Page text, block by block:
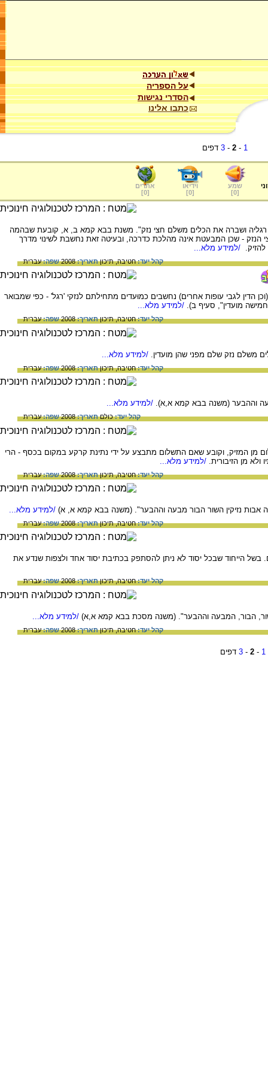
על הספריה
הסדרי נגישות
כתבו אלינו
1
-
2
-
3 דפים
שמע
[
0
]
וידיאו
[
0
]
אתרים
[
0
]
רגליה ושברה את הכלים משלם חצי נזק". משנת בבא קמא ב, א, קובעת שבהמה
הנזק - שכן המבעטת אינה מהלכת כדרכה, ובעיטה זאת נחשבת לשינוי מדרך
/למידע מלא...
קהל יעד:חטיבה,תיכוןתאריך:2008 שפה:עברית
לגבי עופות אחרים) נחשבים כמוּעדים מתחילתם לנזקי 'רגל' - כפי שמבואר
חמישה מועדין", סעיף ב). /למידע מלא...
קהל יעד:חטיבה,תיכוןתאריך:2008 שפה:עברית
משלם נזק שלם מפני שהן מועדין. /למידע מלא...
קהל יעד:חטיבה,תיכוןתאריך:2008 שפה:עברית
וההבער (משנה בבא קמא א,א). /למידע מלא...
קהל יעד:כולםתאריך:2008 שפה:עברית
מן המזיק, וקובע שאם התשלום מתבצע על ידי נתינת קרקע במקום בכסף - הרי
מן הזיבורית. /למידע מלא...
קהל יעד:חטיבה,תיכוןתאריך:2008 שפה:עברית
אבות נזיקין השור הבור מבעה וההבער". (משנה בבא קמא א, א) /למידע מלא...
קהל יעד:חטיבה,תיכוןתאריך:2008 שפה:עברית
בשל הייחוד שבכל יסוד לא ניתן להסתפק בכתיבת יסוד אחד ולצפות שנדע את
קהל יעד:חטיבה,תיכוןתאריך:2008 שפה:עברית
הבור, המבעה וההבער". (משנה מסכת בבא קמא א,א) /למידע מלא...
קהל יעד:חטיבה,תיכוןתאריך:2008 שפה:עברית
1
-
2
-
3 דפים